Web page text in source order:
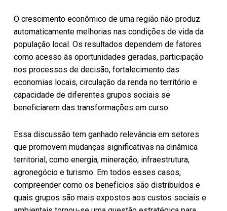
O crescimento econômico de uma região não produz
automaticamente melhorias nas condições de vida da
população local. Os resultados dependem de fatores
como acesso às oportunidades geradas, participação
nos processos de decisão, fortalecimento das
economias locais, circulação da renda no território e
capacidade de diferentes grupos sociais se
beneficiarem das transformações em curso.
Essa discussão tem ganhado relevância em setores
que promovem mudanças significativas na dinâmica
territorial, como energia, mineração, infraestrutura,
agronegócio e turismo. Em todos esses casos,
compreender como os benefícios são distribuídos e
quais grupos são mais expostos aos custos sociais e